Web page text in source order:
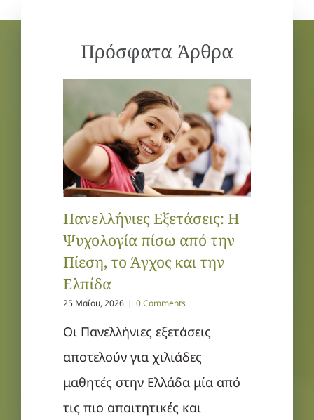
Πρόσφατα Άρθρα
Πανελλήνιες Εξετάσεις: Η
Ψυχολογία πίσω από την
Πίεση, το Άγχος και την
Ελπίδα
25 Μαΐου, 2026 | 0 Comments
Οι Πανελλήνιες εξετάσεις
αποτελούν για χιλιάδες
μαθητές στην Ελλάδα μία από
τις πιο απαιτητικές και